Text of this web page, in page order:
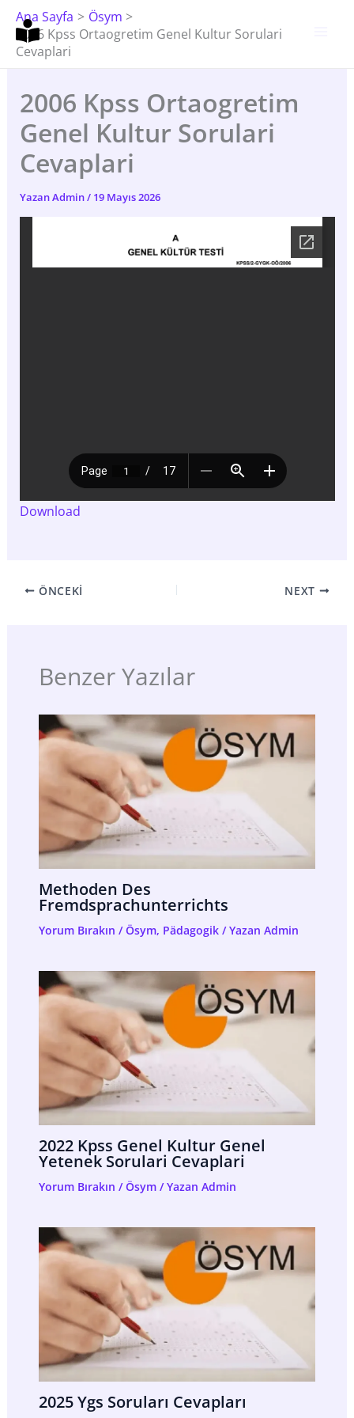
İçeriğe
Atla
Ana Sayfa
Ösym
2006 Kpss Ortaogretim Genel Kultur Sorulari
Cevaplari
2006 Kpss Ortaogretim
Genel Kultur Sorulari
Cevaplari
YazanAdmin/ 19 Mayıs 2026
Download
ÖNCEKI NEXT
Benzer Yazılar
Methoden Des
Fremdsprachunterrichts
Yorum Bırakın /Ösym, Pädagogik/ Yazan Admin
2022 Kpss Genel Kultur Genel
Yetenek Sorulari Cevaplari
Yorum Bırakın /Ösym/ Yazan Admin
2025 Ygs Soruları Cevapları